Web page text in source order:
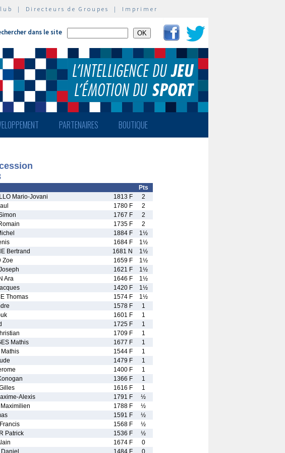
| Directeurs de Groupes | Imprimer
dans le site
PARTENAIRES BOUTIQUE
Pts
Mario-Jovani 1813 F
2
1780 F
2
1767 F
2
1735 F
2
1884 F
1½
1684 F
1½
Bertrand 1681 N
1½
Zoe 1659 F
1½
1621 F
1½
Ara 1646 F
1½
1420 F
1½
Thomas 1574 F
1½
1578 F
1
1601 F
1
1725 F
1
1709 F
1
Mathis 1677 F
1
Mathis 1544 F
1
1479 F
1
1400 F
1
1366 F
1
1616 F
1
Alexis 1791 F
½
1788 F
½
1591 F
½
1568 F
½
Patrick 1536 F
½
1674 F
0
1484 F 0